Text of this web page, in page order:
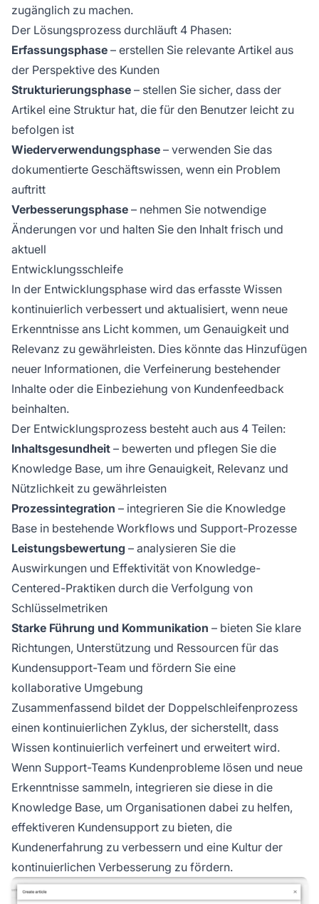
zugänglich zu machen.
Der Lösungsprozess durchläuft 4 Phasen:
Erfassungsphase – erstellen Sie relevante Artikel aus
der Perspektive des Kunden
Strukturierungsphase – stellen Sie sicher, dass der
Artikel eine Struktur hat, die für den Benutzer leicht zu
befolgen ist
Wiederverwendungsphase – verwenden Sie das
dokumentierte Geschäftswissen, wenn ein Problem
auftritt
Verbesserungsphase – nehmen Sie notwendige
Änderungen vor und halten Sie den Inhalt frisch und
aktuell
Entwicklungsschleife
In der Entwicklungsphase wird das erfasste Wissen
kontinuierlich verbessert und aktualisiert, wenn neue
Erkenntnisse ans Licht kommen, um Genauigkeit und
Relevanz zu gewährleisten. Dies könnte das Hinzufügen
neuer Informationen, die Verfeinerung bestehender
Inhalte oder die Einbeziehung von Kundenfeedback
beinhalten.
Der Entwicklungsprozess besteht auch aus 4 Teilen:
Inhaltsgesundheit – bewerten und pflegen Sie die
Knowledge Base, um ihre Genauigkeit, Relevanz und
Nützlichkeit zu gewährleisten
Prozessintegration – integrieren Sie die Knowledge
Base in bestehende Workflows und Support-Prozesse
Leistungsbewertung – analysieren Sie die
Auswirkungen und Effektivität von Knowledge-
Centered-Praktiken durch die Verfolgung von
Schlüsselmetriken
Starke Führung und Kommunikation – bieten Sie klare
Richtungen, Unterstützung und Ressourcen für das
Kundensupport-Team und fördern Sie eine
kollaborative Umgebung
Zusammenfassend bildet der Doppelschleifenprozess
einen kontinuierlichen Zyklus, der sicherstellt, dass
Wissen kontinuierlich verfeinert und erweitert wird.
Wenn Support-Teams Kundenprobleme lösen und neue
Erkenntnisse sammeln, integrieren sie diese in die
Knowledge Base, um Organisationen dabei zu helfen,
effektiveren Kundensupport zu bieten, die
Kundenerfahrung zu verbessern und eine Kultur der
kontinuierlichen Verbesserung zu fördern.